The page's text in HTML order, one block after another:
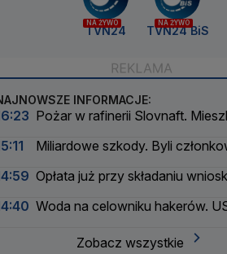
NA ŻYWO
TVN24
NA ŻYWO
TVN24 BiS
INFORMACJE:
Pożar w rafinerii Slovnaft.
Miliardowe szkody. Byli
Opłata już przy składaniu
Woda na celowniku hakerów.
Zobacz wszystkie